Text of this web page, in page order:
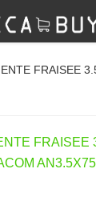
FRAISEE